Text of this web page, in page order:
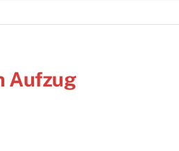
Aufzug